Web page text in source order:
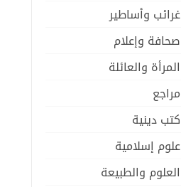
غرائب وأساطير
صحافة وإعلام
المرأة والعائلة
مراجع
كتب دينية
علوم إسلامية
العلوم والطبيعة